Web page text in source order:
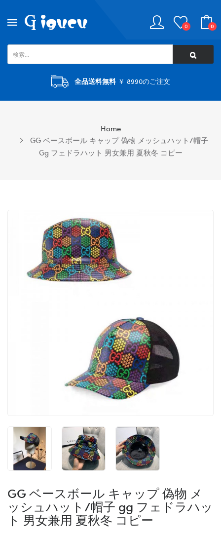
0 0
全品送料無料￥ 8990のご注文
Home
GG ベースボール キャップ 偽物 メッシュハット/帽子
Gg フェドラハット 男女兼用 夏秋冬 コピー
GG ベースボール キャップ 偽物 メ
ッシュハット/帽子 gg フェドラハッ
ト 男女兼用 夏秋冬 コピー